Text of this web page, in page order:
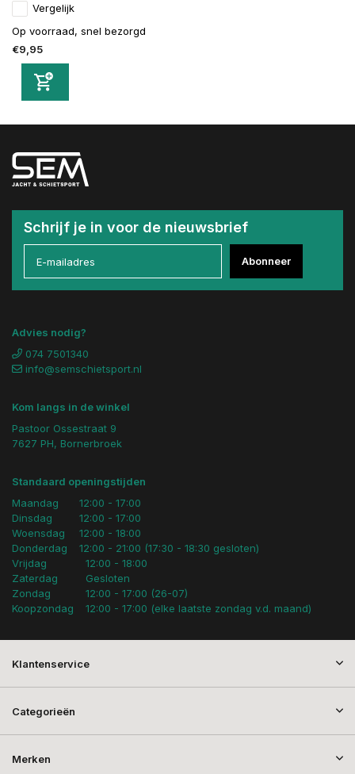
Vergelijk
Op voorraad, snel bezorgd
€9,95
Schrijf je in voor de nieuwsbrief
Abonneer
Advies nodig?
074 7501340
info@semschietsport.nl
Kom langs in de winkel
Pastoor Ossestraat 9
7627 PH, Bornerbroek
Standaard openingstijden
Maandag
Dinsdag
Woensdag
Donderdag
12:00 - 17:00
12:00 - 17:00
12:00 - 18:00
12:00 - 21:00 (17:30 - 18:30 gesloten)
Vrijdag
Zaterdag
Zondag
Koopzondag
12:00 - 18:00
Gesloten
12:00 - 17:00 (26-07)
12:00 - 17:00 (elke laatste zondag v.d. maand)
Klantenservice
Categorieën
Merken